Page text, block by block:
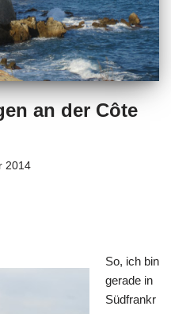
an der Côte
2014
So, ich bin
gerade in
Südfrankr